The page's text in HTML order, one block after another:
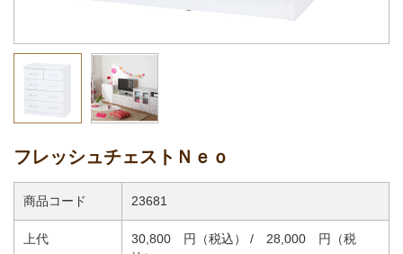
フレッシュチェストＮｅｏ
商品コード 23681
上代
30,800 円（税込） / 28,000 円（税